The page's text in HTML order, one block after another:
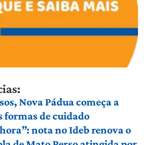
Nova Pádua começa a
formas de cuidado
nota no Ideb renova o